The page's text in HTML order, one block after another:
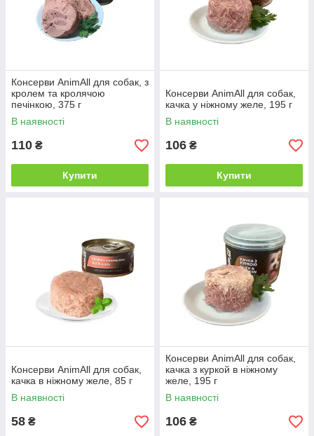
Консерви AnimAll для собак, з
кролем та кролячою
печінкою, 375 г
В наявності
110 ₴
Купити
Консерви AnimAll для собак,
качка у ніжному желе, 195 г
В наявності
106 ₴
Купити
Консерви AnimAll для собак,
качка в ніжному желе, 85 г
В наявності
58 ₴
Консерви AnimAll для собак,
качка з куркой в ніжному
желе, 195 г
В наявності
106 ₴